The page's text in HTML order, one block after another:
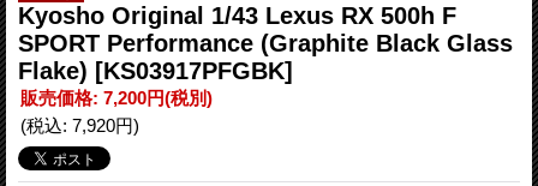
Kyosho Original 1/43 Lexus RX 500h F
SPORT Performance (Graphite Black Glass
Flake) [KS03917PFGBK]
販売価格: 7,200円(税別)
(税込: 7,920円)